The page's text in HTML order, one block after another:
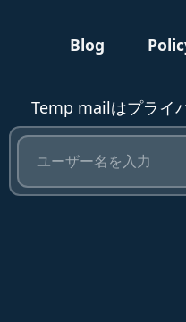
Blog
Temp mailはプライ